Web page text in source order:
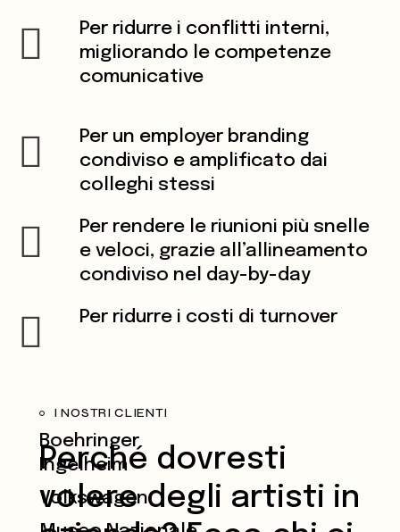
Per ridurre i conflitti interni,
migliorando le competenze
comunicative
Per un employer branding
condiviso e amplificato dai
colleghi stessi
Per rendere le riunioni più snelle
e veloci, grazie all’allineamento
condiviso nel day-by-day
Per ridurre i costi di turnover
I NOSTRI CLIENTI
Perché dovresti
volere degli artisti in
Boehringer
Ingelheim
Volkswagen